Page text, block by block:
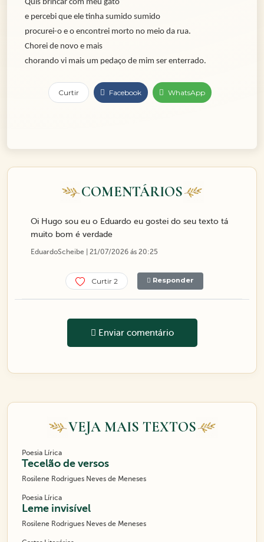
Quis brincar com meu gato
e percebi que ele tinha sumido sumido
procurei-o e o encontrei morto no meio da rua.
Chorei de novo e mais
chorando vi mais um pedaço de mim ser enterrado.
Curtir Facebook WhatsApp
COMENTÁRIOS
Oi Hugo sou eu o Eduardo eu gostei do seu texto tá
muito bom é verdade
EduardoScheibe | 21/07/2026 ás 20:25
Curtir 2 Responder
Enviar comentário
VEJA MAIS TEXTOS
Poesia Lírica
Tecelão de versos
Rosilene Rodrigues Neves de Meneses
Poesia Lírica
Leme invisível
Rosilene Rodrigues Neves de Meneses